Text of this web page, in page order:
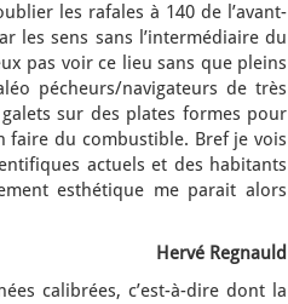
les rafales à 140 de l’avant-
les sens sans l’intermédiaire du
pas voir ce lieu sans que pleins
pécheurs/navigateurs de très
galets sur des plates formes pour
faire du combustible. Bref je vois
actuels et des habitants
esthétique me parait alors
Hervé Regnauld
calibrées, c’est-à-dire dont la